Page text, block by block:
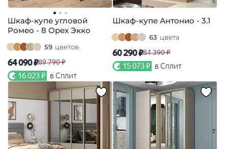
Шкаф-купе угловой
Ромео - 8 Орех Экко
59 цветов
64 090 ₽89 790 ₽
16 023 ₽ в Сплит
Шкаф-купе Антонио - 3.1
63 цвета
60 290 ₽84 390 ₽
15 073 ₽ в Сплит